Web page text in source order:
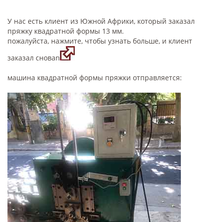
У нас есть клиент из Южной Африки, который заказал
пряжку квадратной формы 13 мм.
пожалуйста, нажмите, чтобы узнать больше, и клиент
заказал сноваn
машина квадратной формы пряжки отправляется: